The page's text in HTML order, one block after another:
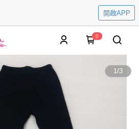
開啟APP
0
1/3